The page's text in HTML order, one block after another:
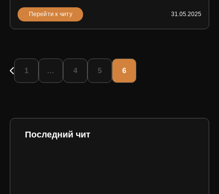
Перейти к читу 31.05.2025
1 … 4 5 6
Последний чит